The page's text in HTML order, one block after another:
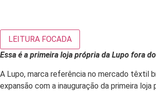
LEITURA FOCADA
Essa é a primeira loja própria da Lupo fora
A Lupo, marca referência no mercado têxtil
expansão com a inauguração da primeira